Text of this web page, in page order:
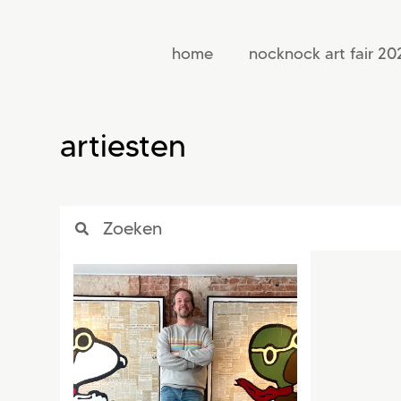
home nocknock art fair
artiesten